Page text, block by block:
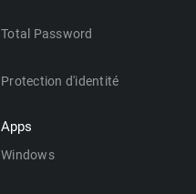
Total Password
Protection d'identité
Apps
Windows